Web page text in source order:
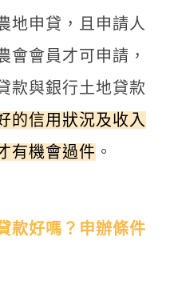
地申貸，且申請人
會會員才可申請，
款與銀行土地貸款
的信用狀況及收入
有機會過件 。
款好嗎？申辦條件